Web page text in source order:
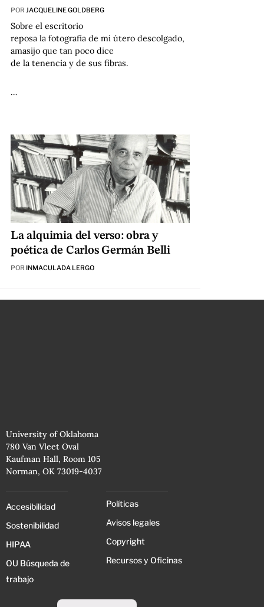
POR JACQUELINE GOLDBERG
Sobre el escritorio
reposa la fotografía de mi útero descolgado,
amasijo que tan poco dice
de la tenencia y de sus fibras.
…
La alquimia del verso: obra y
poética de Carlos Germán Belli
POR INMACULADA LERGO
University of Oklahoma
780 Van Vleet Oval
Kaufman Hall, Room 105
Norman, OK 73019-4037
Accesibilidad
Sostenibilidad
HIPAA
OU Búsqueda de
trabajo
Políticas
Avisos legales
Copyright
Recursos y Oficinas